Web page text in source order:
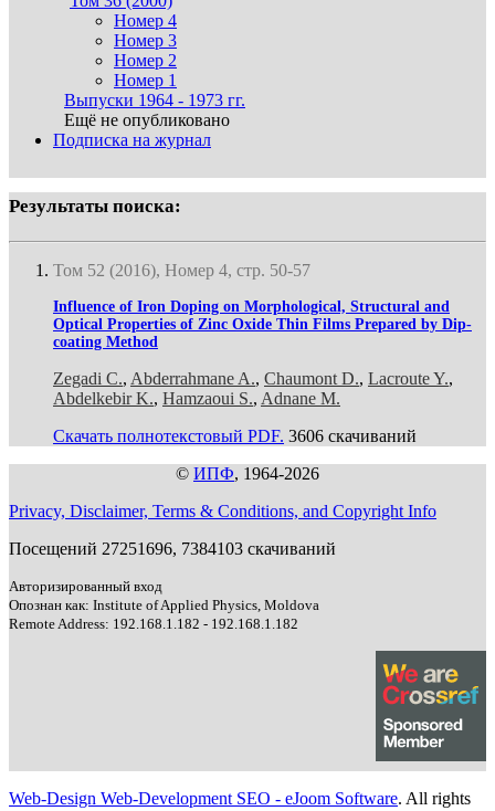
Номер 4
Номер 3
Номер 2
Номер 1
Выпуски 1964 - 1973 гг.
Ещё не опубликовано
Подписка на журнал
Результаты поиска:
Том 52 (2016), Номер 4, стр. 50-57
Influence of Iron Doping on Morphological, Structural and
Optical Properties of Zinc Oxide Thin Films Prepared by Dip-
coating Method
Zegadi C., Abderrahmane A., Chaumont D., Lacroute Y.,
Abdelkebir K., Hamzaoui S., Adnane M.
Скачать полнотекстовый PDF. 3606 скачиваний
© ИПФ, 1964-2026
Privacy, Disclaimer, Terms & Conditions, and Copyright Info
Посещений 27251696, 7384103 скачиваний
Авторизированный вход
Опознан как: Institute of Applied Physics, Moldova
Remote Address: 192.168.1.182 - 192.168.1.182
Web-Design Web-Development SEO - eJoom Software. All rights